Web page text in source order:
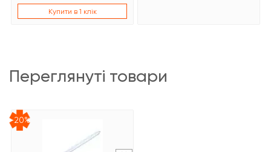
Купити в 1 клік
переглянуті товари
-20%